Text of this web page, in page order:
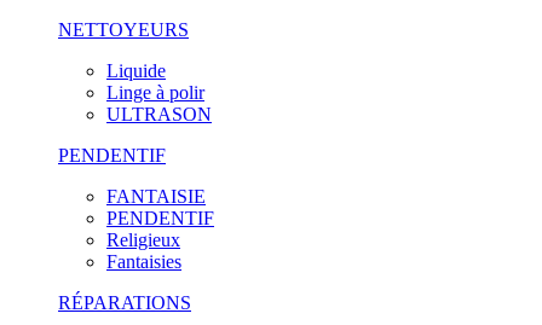
NETTOYEURS
Liquide
Linge à polir
ULTRASON
PENDENTIF
FANTAISIE
PENDENTIF
Religieux
Fantaisies
RÉPARATIONS